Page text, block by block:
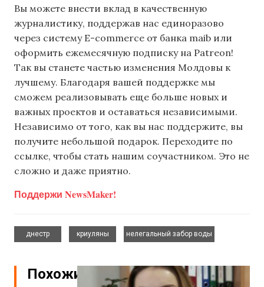
Вы можете внести вклад в качественную
журналистику, поддержав нас единоразово
через систему E-commerce от банка maib или
оформить ежемесячную подписку на Patreon!
Так вы станете частью изменения Молдовы к
лучшему. Благодаря вашей поддержке мы
сможем реализовывать еще больше новых и
важных проектов и оставаться независимыми.
Независимо от того, как вы нас поддержите, вы
получите небольшой подарок. Переходите по
ссылке, чтобы стать нашим соучастником. Это не
сложно и даже приятно.
Поддержи NewsMaker!
днестр
криуляны
нелегальный забор воды
Похожие